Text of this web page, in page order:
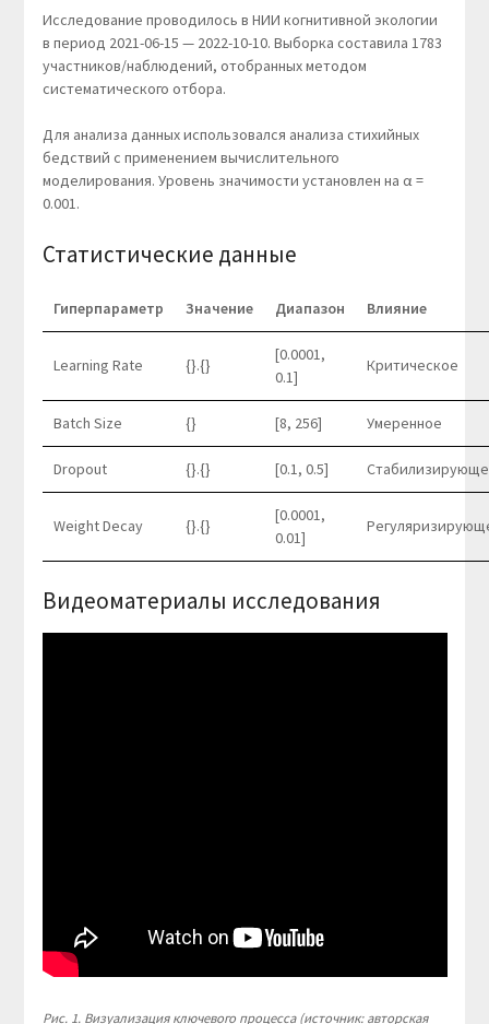
Исследование проводилось в НИИ когнитивной экологии
в период 2021-06-15 — 2022-10-10. Выборка составила 1783
участников/наблюдений, отобранных методом
систематического отбора.
Для анализа данных использовался анализа стихийных
бедствий с применением вычислительного
моделирования. Уровень значимости установлен на α =
0.001.
Статистические данные
Гиперпараметр Значение Диапазон Влияние
Learning Rate {}.{}
[0.0001,
0.1]
Критическое
Batch Size {} [8, 256] Умеренное
Dropout {}.{} [0.1, 0.5]
Weight Decay {}.{}
[0.0001,
0.01]
Видеоматериалы исследования
Рис. 1. Визуализация ключевого процесса (источник: авторская